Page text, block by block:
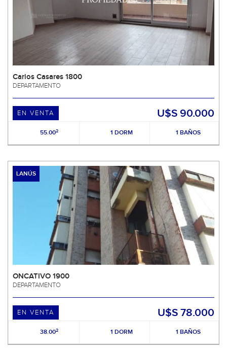
Carlos Casares 1800
DEPARTAMENTO
EN VENTA U$S 90.000
55.002 1 DORM 1 BAÑOS
LANÚS
ONCATIVO 1900
DEPARTAMENTO
EN VENTA U$S 78.000
38.002 1 DORM 1 BAÑOS